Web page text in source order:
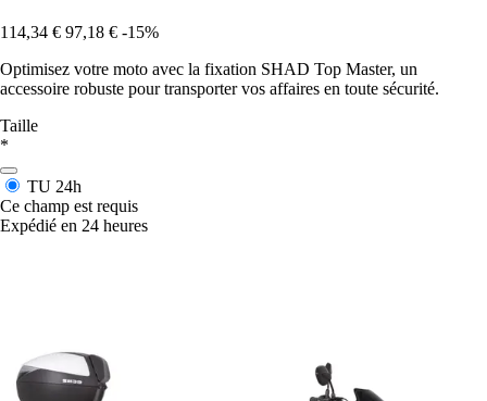
114,34 € 97,18 € -15%
Optimisez votre moto avec la fixation SHAD Top Master, un
accessoire robuste pour transporter vos affaires en toute sécurité.
Taille
*
TU 24h
Ce champ est requis
Expédié en 24 heures